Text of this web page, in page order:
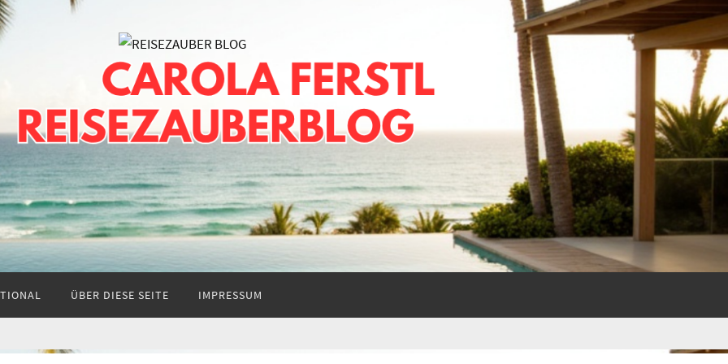
ÜBER DIESE SEITE IMPRESSUM